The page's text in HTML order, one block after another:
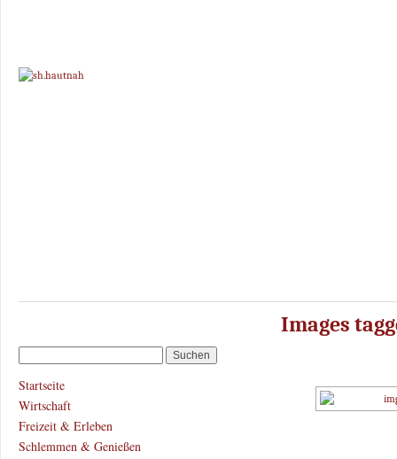
Images
Startseite
Wirtschaft
Freizeit & Erleben
Schlemmen & Genießen